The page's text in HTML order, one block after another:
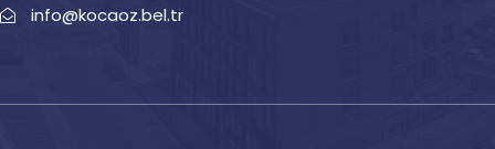
info@kocaoz.bel.tr